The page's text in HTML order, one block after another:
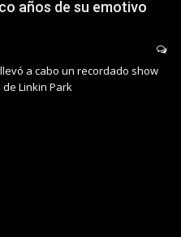
años de su emotivo
a cabo un recordado show
Linkin Park